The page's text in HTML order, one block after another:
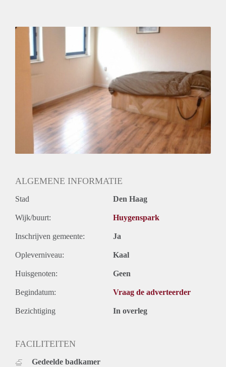
Gedeelde Douche: Ja
Gedeelde woonkamer: Ja
Huisgenoten: Ja
Geslacht huisgenoten: Gemengd
ALGEMENE INFORMATIE
Stad Den Haag
Wijk/buurt: Huygenspark
Inschrijven gemeente: Ja
Opleverniveau: Kaal
Huisgenoten: Geen
Begindatum: Vraag de adverteerder
Bezichtiging In overleg
FACILITEITEN
Gedeelde badkamer